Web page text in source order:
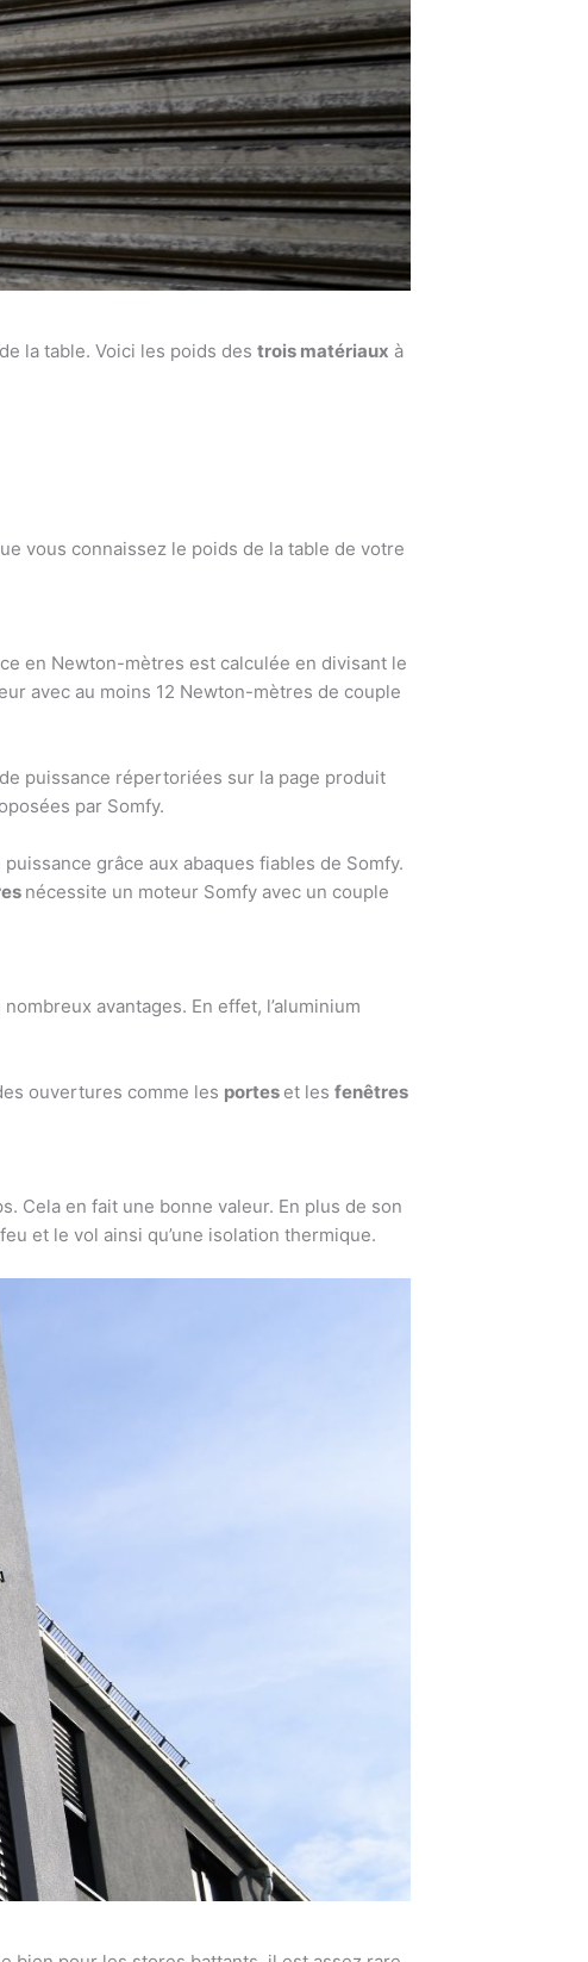
la table. Voici les poids des trois matériaux à
vous connaissez le poids de la table de votre
en Newton-mètres est calculée en divisant le
avec au moins 12 Newton-mètres de couple
puissance répertoriées sur la page produit
par Somfy.
grâce aux abaques fiables de Somfy.
nécessite un moteur Somfy avec un couple
avantages. En effet, l’aluminium
ouvertures comme les portes et les fenêtres
Cela en fait une bonne valeur. En plus de son
et le vol ainsi qu’une isolation thermique.